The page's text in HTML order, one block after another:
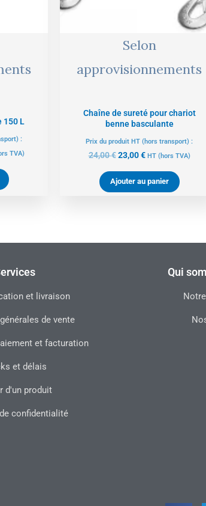
150 L
:
TVA)
Selon
approvisionnements
Chaîne de sureté pour chariot
benne basculante
Prix du produit HT (hors transport) :
24,00€ 23,00€ HT (hors TVA)
Ajouter au panier
et livraison
de vente
et facturation
et délais
d'un produit
confidentialité
Qui